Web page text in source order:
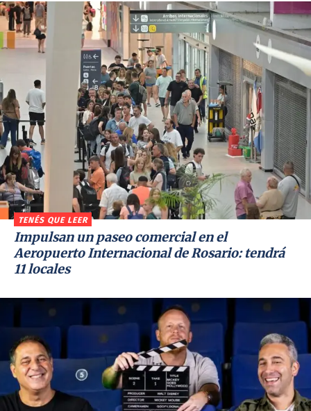
TENÉS QUE LEER
Impulsan un paseo comercial en el
Aeropuerto Internacional de Rosario: tendrá
11 locales